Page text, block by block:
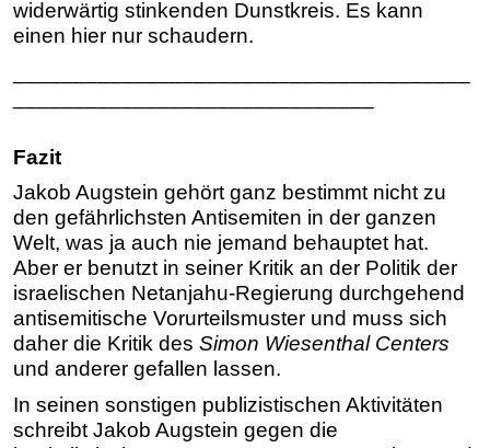
widerwärtig stinkenden Dunstkreis. Es kann
einen hier nur schaudern.
Fazit
Jakob Augstein gehört ganz bestimmt nicht zu
den gefährlichsten Antisemiten in der ganzen
Welt, was ja auch nie jemand behauptet hat.
Aber er benutzt in seiner Kritik an der Politik der
israelischen Netanjahu-Regierung durchgehend
antisemitische Vorurteilsmuster und muss sich
daher die Kritik des Simon Wiesenthal Centers
und anderer gefallen lassen.
In seinen sonstigen publizistischen Aktivitäten
schreibt Jakob Augstein gegen die